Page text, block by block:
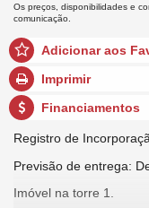
Os preços, disponibilidades e
comunicação.
Adicionar aos
Imprimir
Financiamentos
Registro de
Previsão de entrega:
Imóvel na torre 1.